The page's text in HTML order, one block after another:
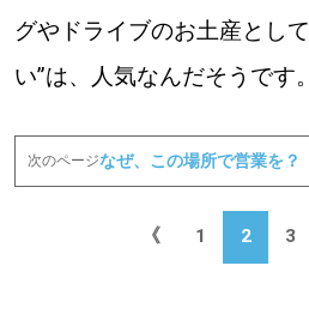
グやドライブのお土産とし
い”は、人気なんだそうです。
次のページなぜ、この場所で営業を？
《 1 2 3